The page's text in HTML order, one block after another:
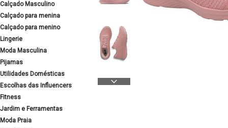
Calçado Masculino
Calçado para menina
Calçado para menino
Lingerie
Moda Masculina
Pijamas
Utilidades Domésticas
Escolhas das Influencers
Fitness
Jardim e Ferramentas
Moda Praia